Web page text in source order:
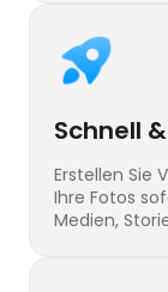
Schnell
Erstellen Sie
Ihre Fotos
Medien,